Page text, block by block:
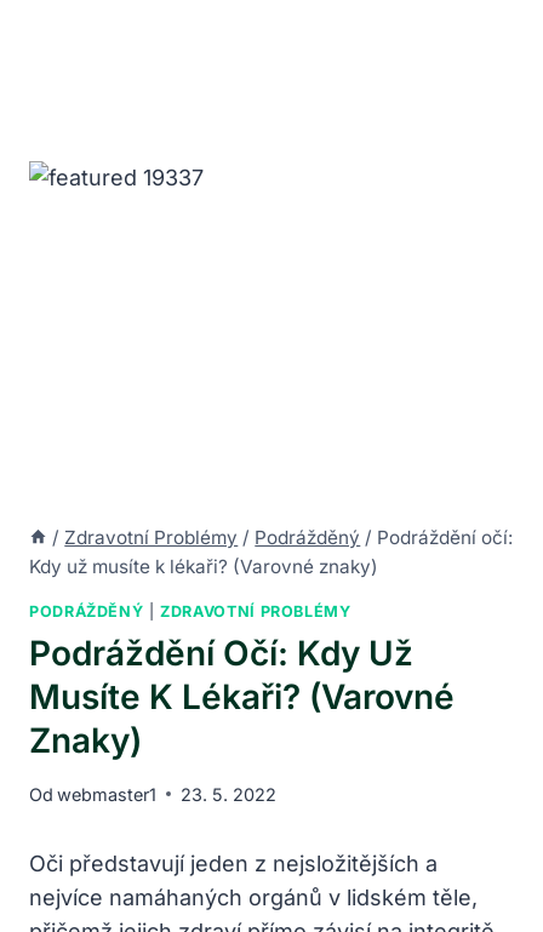
/ Zdravotní Problémy / Podrážděný / Podráždění očí:
Kdy už musíte k lékaři? (Varovné znaky)
PODRÁŽDĚNÝ |ZDRAVOTNÍ PROBLÉMY
Podráždění Očí: Kdy Už
Musíte K Lékaři? (Varovné
Znaky)
Od webmaster1 23. 5. 2022
Oči představují jeden z nejsložitějších a
nejvíce namáhaných orgánů v lidském těle,